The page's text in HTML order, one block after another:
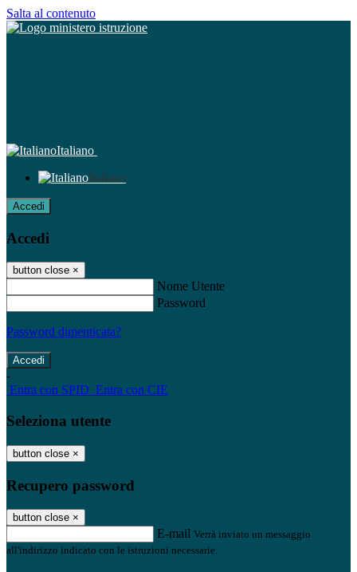
Salta al contenuto
Italiano
Italiano
Accedi
Accedi
button close ×
Nome Utente
Password
Password dimenticata?
-
Entra con SPID Entra con CIE
Seleziona utente
button close ×
Recupero password
button close ×
E-mail Verrà inviato un messaggio
all'indirizzo indicato con le istruzioni necessarie.